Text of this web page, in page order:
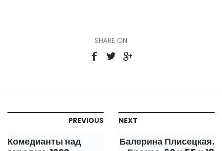
SHARE ON
PREVIOUS
Комедианты над
NEXT
Балерина Плисецкая.